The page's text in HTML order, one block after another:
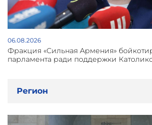
06.08.2026
Фракция «Сильная Армения»
парламента ради поддержки
Регион